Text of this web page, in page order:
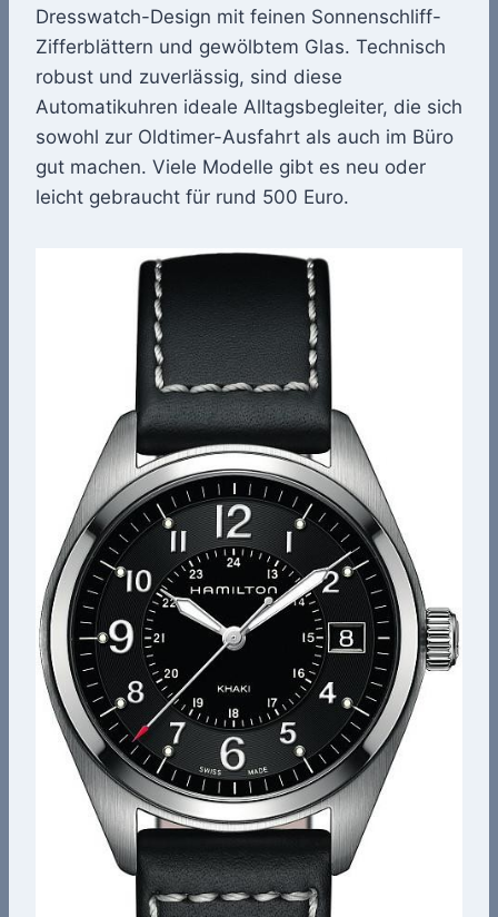
Dresswatch-Design mit feinen Sonnenschliff-
Zifferblättern und gewölbtem Glas. Technisch
robust und zuverlässig, sind diese
Automatikuhren ideale Alltagsbegleiter, die sich
sowohl zur Oldtimer-Ausfahrt als auch im Büro
gut machen. Viele Modelle gibt es neu oder
leicht gebraucht für rund 500 Euro.